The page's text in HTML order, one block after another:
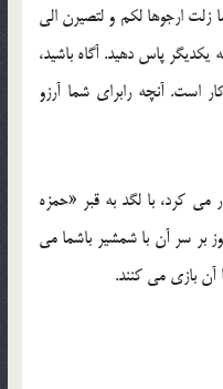
زلت ارجوها لکم و لتصیرن الی
یکدیگر پاس دهید. آگاه باشید،
آنچه رابرای شما آرزو
کرد، با لگد به قبر «حمزه
بر سر آن با شمشیر باشما می
آن بازی می کنند.